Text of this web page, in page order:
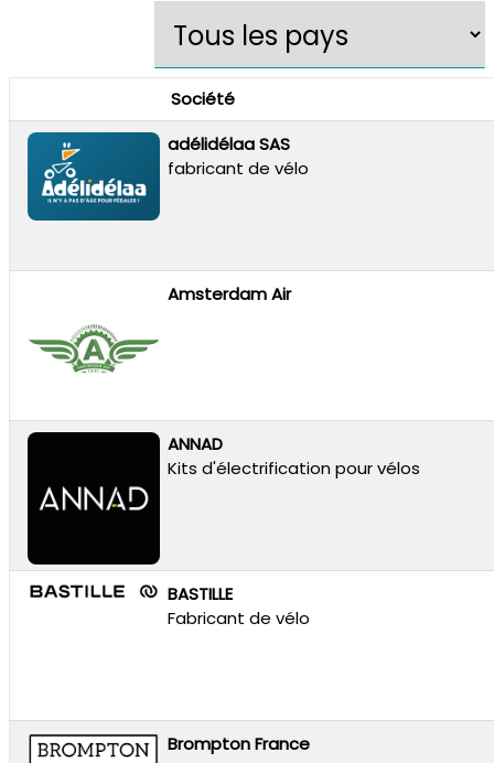
Société
adélidélaa SAS
fabricant de vélo
Amsterdam Air
ANNAD
Kits d'électrification pour vélos
BASTILLE
Fabricant de vélo
Brompton France